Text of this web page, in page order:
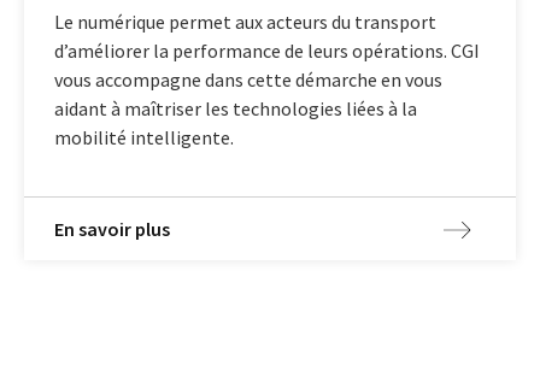
Le numérique permet aux acteurs du transport
d’améliorer la performance de leurs opérations. CGI
vous accompagne dans cette démarche en vous
aidant à maîtriser les technologies liées à la
mobilité intelligente.
En savoir plus